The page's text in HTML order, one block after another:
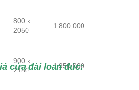
800 x
2050
1.800.000
900 x
2150
1.950.000
cửa đài loan đúc: